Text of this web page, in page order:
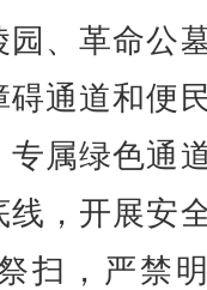
、革命公
通道和便
属绿色通
线，开展安
扫，严禁